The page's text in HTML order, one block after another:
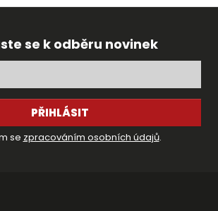
se k odběru novinek
PŘIHLÁSIT
se zpracováním osobních údajů.